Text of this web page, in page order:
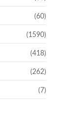
(60)
(1590)
(418)
(262)
(7)